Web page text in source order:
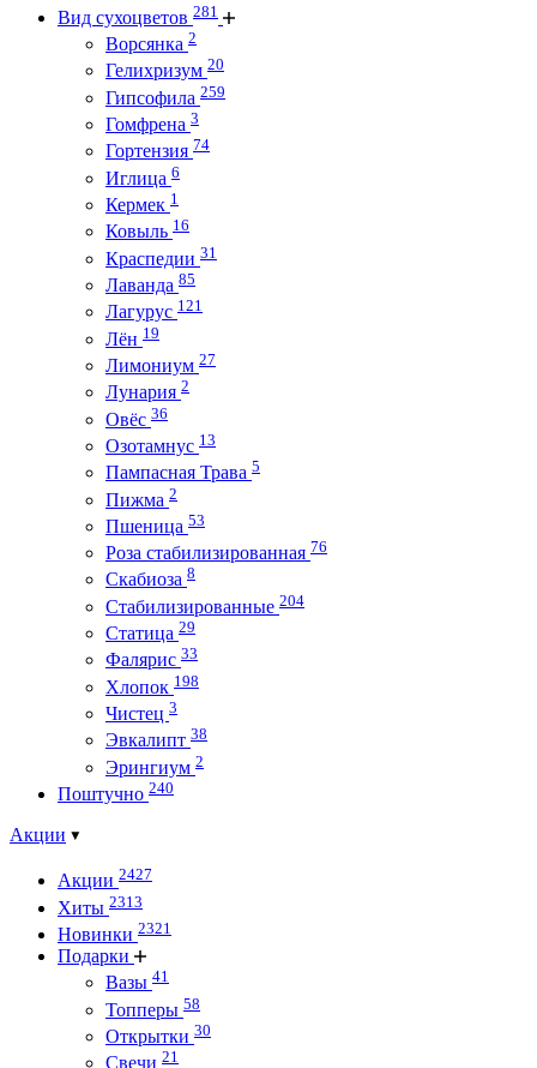
Вид сухоцветов 281
Ворсянка 2
Гелихризум 20
Гипсофила 259
Гомфрена 3
Гортензия 74
Иглица 6
Кермек 1
Ковыль 16
Краспедии 31
Лаванда 85
Лагурус 121
Лён 19
Лимониум 27
Лунария 2
Овёс 36
Озотамнус 13
Пампасная Трава 5
Пижма 2
Пшеница 53
Роза стабилизированная 76
Скабиоза 8
Стабилизированные 204
Статица 29
Фалярис 33
Хлопок 198
Чистец 3
Эвкалипт 38
Эрингиум 2
Поштучно 240
Акции
Акции 2427
Хиты 2313
Новинки 2321
Подарки
Вазы 41
Топперы 58
Открытки 30
Свечи 21